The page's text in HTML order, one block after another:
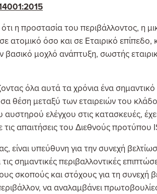
η προστασία του περιβάλλοντος, η
ατομικό όσο και σε Εταιρικό
βασικό μοχλό ανάπτυξη, σωστής
όλα αυτά τα χρόνια ένα
θέση μεταξύ των εταιρειών του
αυστηρού ελέγχου στις κατασκευές,
τις απαιτήσεις του Διεθνούς προτύπου
είναι υπεύθυνη για την συνεχή
σημαντικές περιβαλλοντικές
σκοπούς και στόχους για τη συνεχή
να αναλαμβάνει